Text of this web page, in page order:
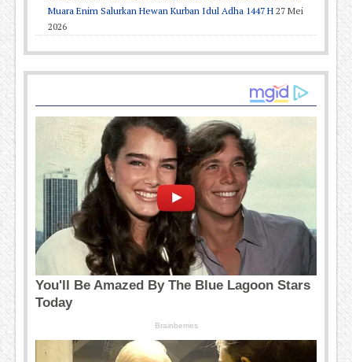
Muara Enim Salurkan Hewan Kurban Idul Adha 1447 H 27 Mei
2026